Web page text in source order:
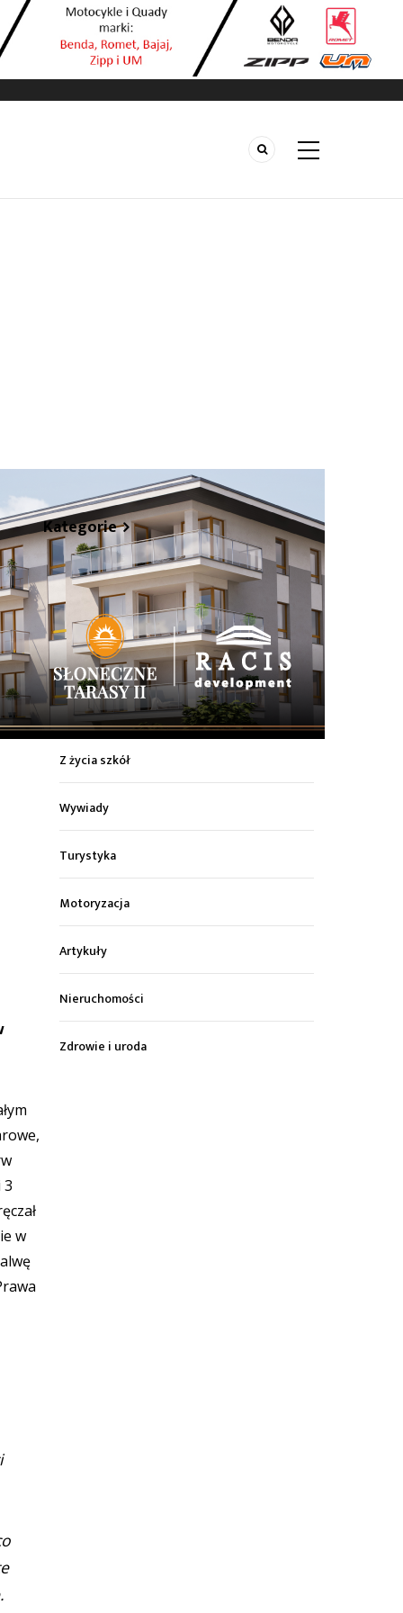
3
w
Kategorie
Z życia miasta
Sport
Kultura
Wiadomości z regionu
Z życia szkół
Wywiady
Turystyka
Motoryzacja
Artykuły
Nieruchomości
Zdrowie i uroda